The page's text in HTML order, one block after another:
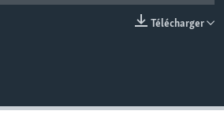
Télécharger